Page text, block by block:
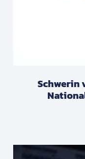
Schwerin